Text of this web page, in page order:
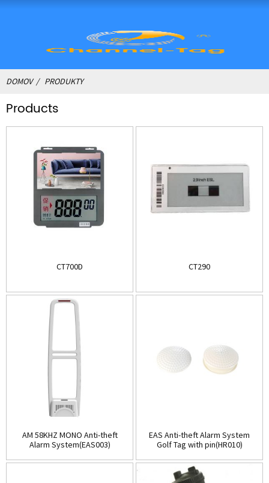
DOMOV PRODUKTY
Products
CT700D CT290
AM 58KHZ MONO Anti-theft
Alarm System(EAS003)
EAS Anti-theft Alarm System
Golf Tag with pin(HR010)